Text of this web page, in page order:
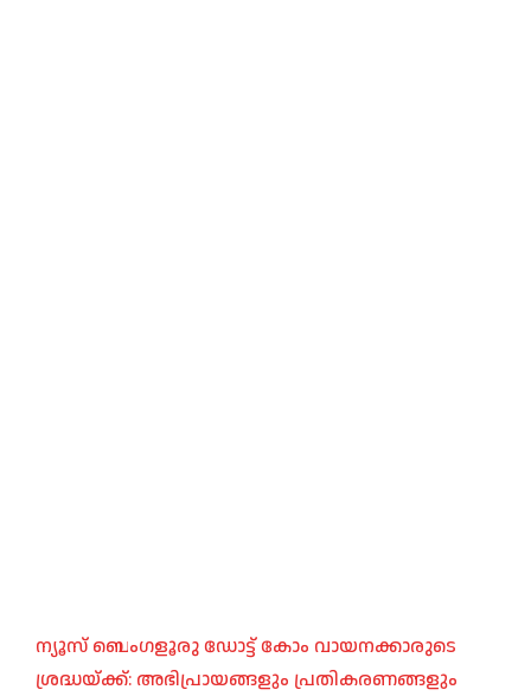
ന്യൂസ് ബെംഗളൂരു ഡോട്ട് കോം വായനക്കാരുടെ
ശ്രദ്ധയ്ക്ക്: അഭിപ്രായങ്ങളും പ്രതികരണങ്ങളും